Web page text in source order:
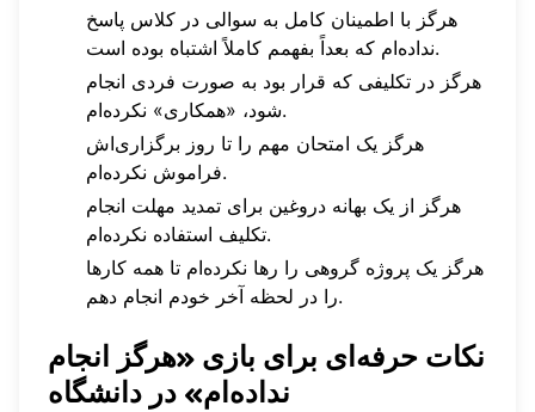
هرگز با اطمینان کامل به سوالی در کلاس پاسخ
نداده‌ام که بعداً بفهمم کاملاً اشتباه بوده است.
هرگز در تکلیفی که قرار بود به صورت فردی انجام
شود، «همکاری» نکرده‌ام.
هرگز یک امتحان مهم را تا روز برگزاری‌اش
فراموش نکرده‌ام.
هرگز از یک بهانه دروغین برای تمدید مهلت انجام
تکلیف استفاده نکرده‌ام.
هرگز یک پروژه گروهی را رها نکرده‌ام تا همه کارها
را در لحظه آخر خودم انجام دهم.
نکات حرفه‌ای برای بازی «هرگز انجام
نداده‌ام» در دانشگاه